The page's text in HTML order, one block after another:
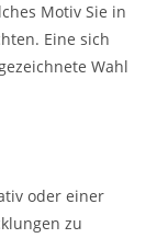
Motiv Sie in
Eine sich
Wahl
oder einer
zu